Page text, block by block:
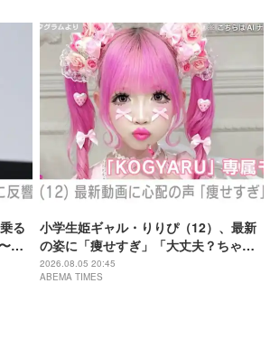
る
」
小学生姫ギャル・りりぴ（12）、最新
の姿に「痩せすぎ」「大丈夫？ちゃん
とご飯食べてね」など心配の声
2026.08.05 20:45
ABEMA TIMES